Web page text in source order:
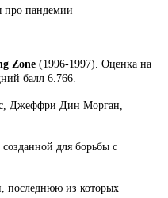
Zone (1996-1997). Оценка на
балл 6.766.
Джеффри Дин Морган,
для борьбы с
последнюю из которых